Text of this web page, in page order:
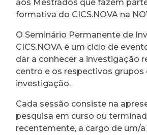
aos Mestrados que fazem
formativa do CICS.NOVA na
O Seminário Permanente de
CICS.NOVA é um ciclo de
dar a conhecer a investigação
centro e os respectivos grupos
investigação.
Cada sessão consiste na
pesquisa em curso ou
recentemente, a cargo de um/